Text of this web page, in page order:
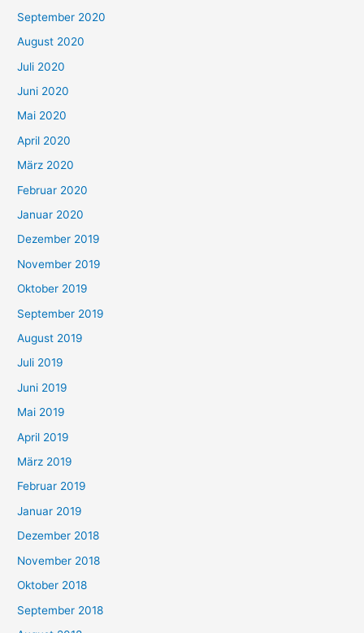
September 2020
August 2020
Juli 2020
Juni 2020
Mai 2020
April 2020
März 2020
Februar 2020
Januar 2020
Dezember 2019
November 2019
Oktober 2019
September 2019
August 2019
Juli 2019
Juni 2019
Mai 2019
April 2019
März 2019
Februar 2019
Januar 2019
Dezember 2018
November 2018
Oktober 2018
September 2018